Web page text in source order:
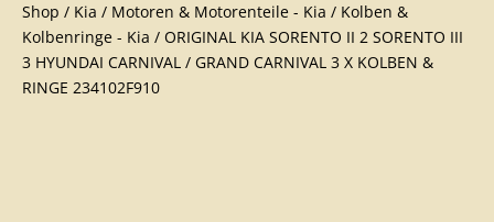
Shop / Kia / Motoren & Motorenteile - Kia / Kolben &
Kolbenringe - Kia / ORIGINAL KIA SORENTO II 2 SORENTO III
3 HYUNDAI CARNIVAL / GRAND CARNIVAL 3 X KOLBEN &
RINGE 234102F910